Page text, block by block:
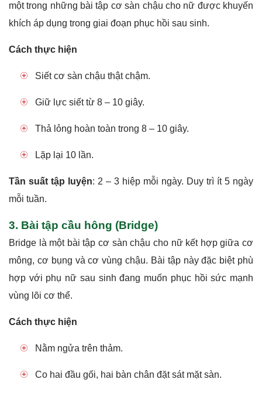
một trong những bài tập cơ sàn chậu cho nữ được khuyến
khích áp dụng trong giai đoạn phục hồi sau sinh.
Cách thực hiện
Siết cơ sàn chậu thật chậm.
Giữ lực siết từ 8 – 10 giây.
Thả lỏng hoàn toàn trong 8 – 10 giây.
Lặp lại 10 lần.
Tần suất tập luyện: 2 – 3 hiệp mỗi ngày. Duy trì ít 5 ngày
mỗi tuần.
3. Bài tập cầu hông (Bridge)
Bridge là một bài tập cơ sàn chậu cho nữ kết hợp giữa cơ
mông, cơ bụng và cơ vùng chậu. Bài tập này đặc biệt phù
hợp với phụ nữ sau sinh đang muốn phục hồi sức mạnh
vùng lõi cơ thể.
Cách thực hiện
Nằm ngửa trên thảm.
Co hai đầu gối, hai bàn chân đặt sát mặt sàn.